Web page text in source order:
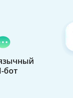
бот